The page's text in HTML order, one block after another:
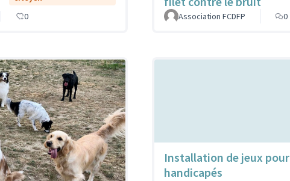
0
Association FCDFP
0
Installation de jeux pour
handicapés